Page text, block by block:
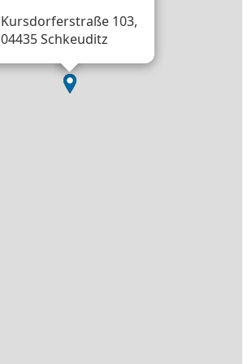
Kursdorferstraße 103,
04435 Schkeuditz